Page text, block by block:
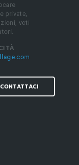
private,
voti
CONTATTACI